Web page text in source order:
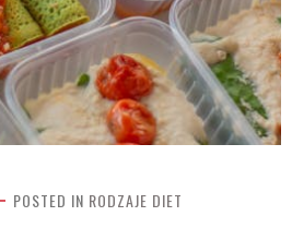
POSTED IN RODZAJE DIET